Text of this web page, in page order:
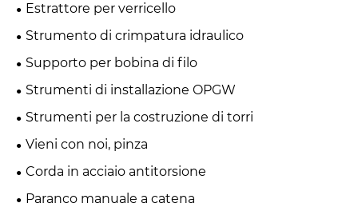
Estrattore per verricello
Strumento di crimpatura idraulico
Supporto per bobina di filo
Strumenti di installazione OPGW
Strumenti per la costruzione di torri
Vieni con noi, pinza
Corda in acciaio antitorsione
Paranco manuale a catena